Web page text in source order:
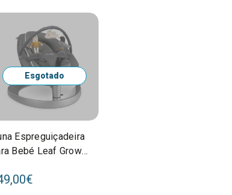
Esgotado
Espreguiçadeira
Bebé Leaf Grow